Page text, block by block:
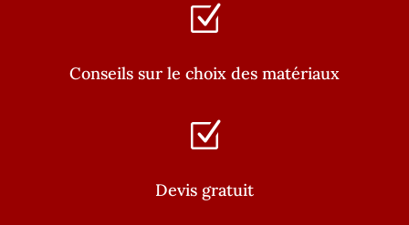
Z
Conseils sur le choix des matériaux
Z
Devis gratuit